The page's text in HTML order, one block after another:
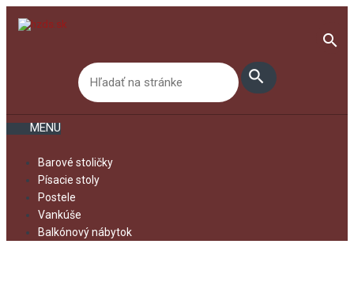
search
search
MENU
Barové stoličky
Písacie stoly
Postele
Vankúše
Balkónový nábytok